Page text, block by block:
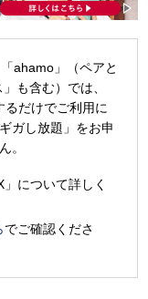
ahamo」（ペアと
も含む）では、
だけでご利用に
ガし放題」をお申
。
について詳しく
でご確認くださ